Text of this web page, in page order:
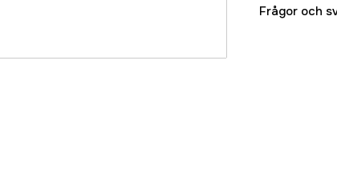
Garanti
Frågor och